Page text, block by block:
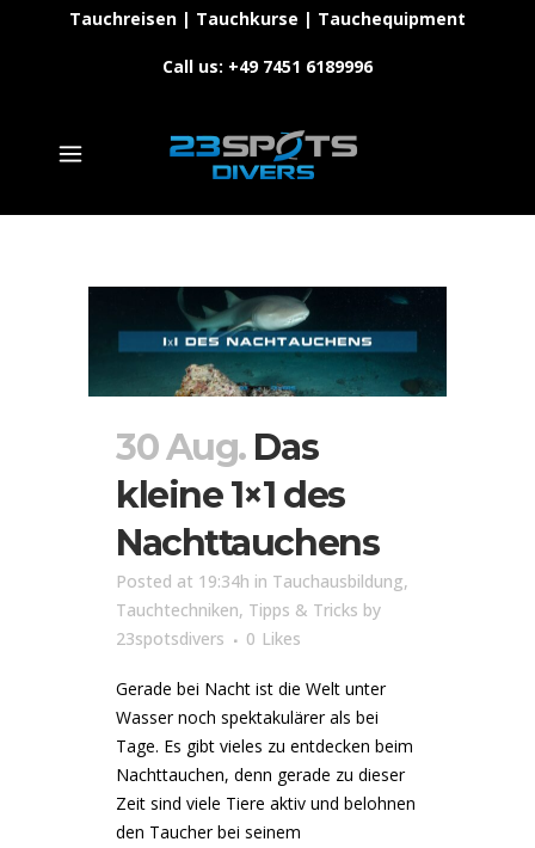
Tauchreisen | Tauchkurse | Tauchequipment
Call us: +49 7451 6189996
30 Aug. Das
kleine 1×1 des
Nachttauchens
Posted at 19:34h in Tauchausbildung,
Tauchtechniken, Tipps & Tricks by
23spotsdivers
0 Likes
Gerade bei Nacht ist die Welt unter
Wasser noch spektakulärer als bei
Tage. Es gibt vieles zu entdecken beim
Nachttauchen, denn gerade zu dieser
Zeit sind viele Tiere aktiv und belohnen
den Taucher bei seinem